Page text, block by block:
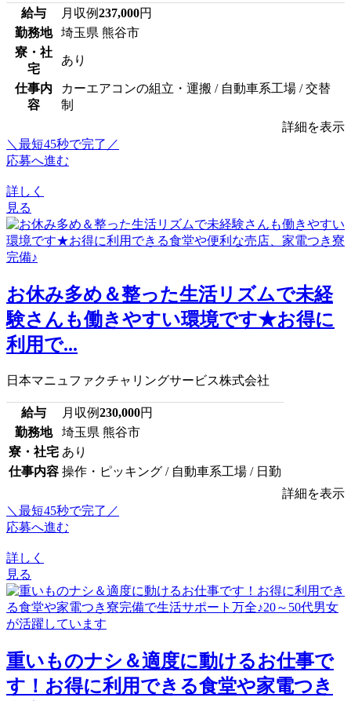
給与 月収例237,000円
勤務地
埼玉県 熊谷市
寮・社
宅
あり
仕事内
容
カーエアコンの組立・運搬 / 自動車系工場 / 交替
制
詳細を表示
＼最短45秒で完了／
応募へ進む
詳しく
見る
お休み多め＆整った生活リズムで未経
験さんも働きやすい環境です★お得に
利用で...
日本マニュファクチャリングサービス株式会社
給与 月収例230,000円
勤務地
埼玉県 熊谷市
寮・社宅 あり
仕事内容 操作・ピッキング / 自動車系工場 / 日勤
詳細を表示
＼最短45秒で完了／
応募へ進む
詳しく
見る
重いものナシ＆適度に動けるお仕事で
す！お得に利用できる食堂や家電つき